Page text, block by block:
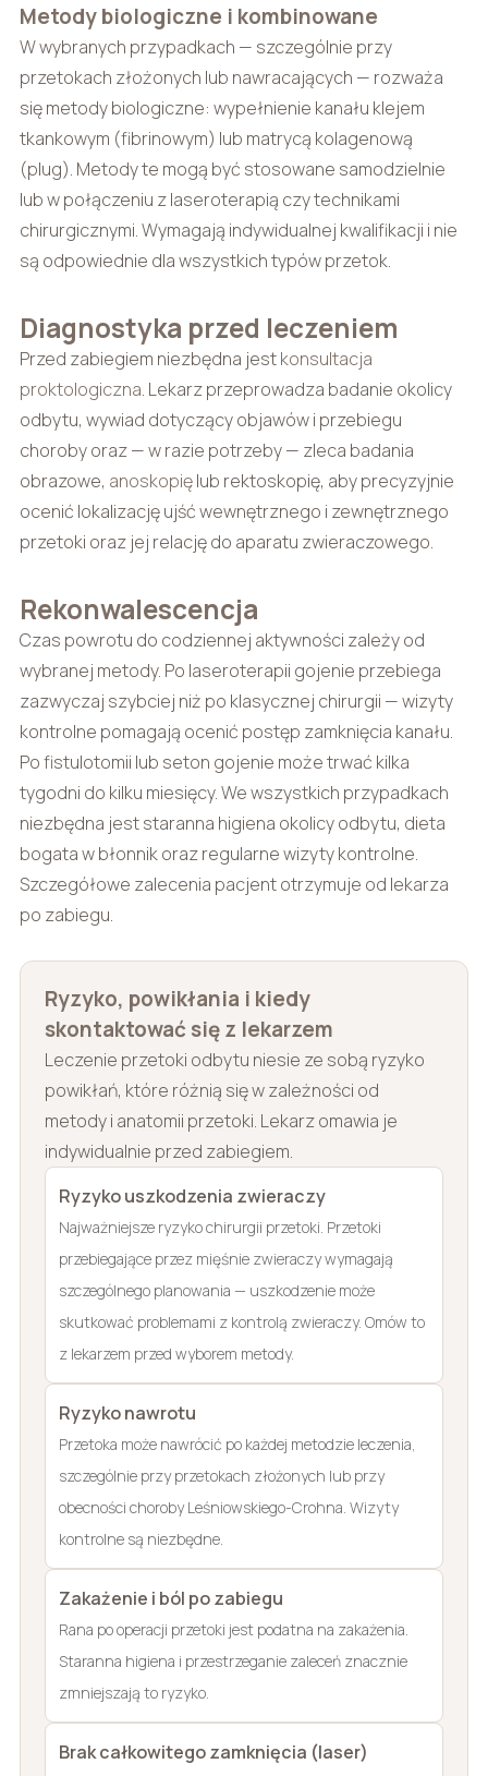
Metody biologiczne i kombinowane
W wybranych przypadkach — szczególnie przy
przetokach złożonych lub nawracających — rozważa
się metody biologiczne: wypełnienie kanału klejem
tkankowym (fibrinowym) lub matrycą kolagenową
(plug). Metody te mogą być stosowane samodzielnie
lub w połączeniu z laseroterapią czy technikami
chirurgicznymi. Wymagają indywidualnej kwalifikacji i nie
są odpowiednie dla wszystkich typów przetok.
Diagnostyka przed leczeniem
Przed zabiegiem niezbędna jestkonsultacja
proktologiczna. Lekarz przeprowadza badanie okolicy
odbytu, wywiad dotyczący objawów i przebiegu
choroby oraz — w razie potrzeby — zleca badania
obrazowe, anoskopięlub rektoskopię, aby precyzyjnie
ocenić lokalizację ujść wewnętrznego i zewnętrznego
przetoki oraz jej relację do aparatu zwieraczowego.
Rekonwalescencja
Czas powrotu do codziennej aktywności zależy od
wybranej metody. Po laseroterapii gojenie przebiega
zazwyczaj szybciej niż po klasycznej chirurgii — wizyty
kontrolne pomagają ocenić postęp zamknięcia kanału.
Po fistulotomii lub seton gojenie może trwać kilka
tygodni do kilku miesięcy. We wszystkich przypadkach
niezbędna jest staranna higiena okolicy odbytu, dieta
bogata w błonnik oraz regularne wizyty kontrolne.
Szczegółowe zalecenia pacjent otrzymuje od lekarza
po zabiegu.
Ryzyko, powikłania i kiedy
skontaktować się z lekarzem
Leczenie przetoki odbytu niesie ze sobą ryzyko
powikłań, które różnią się w zależności od
metody i anatomii przetoki. Lekarz omawia je
indywidualnie przed zabiegiem.
Ryzyko uszkodzenia zwieraczy
Najważniejsze ryzyko chirurgii przetoki. Przetoki
przebiegające przez mięśnie zwieraczy wymagają
szczególnego planowania — uszkodzenie może
skutkować problemami z kontrolą zwieraczy. Omów to
z lekarzem przed wyborem metody.
Ryzyko nawrotu
Przetoka może nawrócić po każdej metodzie leczenia,
szczególnie przy przetokach złożonych lub przy
obecności choroby Leśniowskiego-Crohna. Wizyty
kontrolne są niezbędne.
Zakażenie i ból po zabiegu
Rana po operacji przetoki jest podatna na zakażenia.
Staranna higiena i przestrzeganie zaleceń znacznie
zmniejszają to ryzyko.
Brak całkowitego zamknięcia (laser)